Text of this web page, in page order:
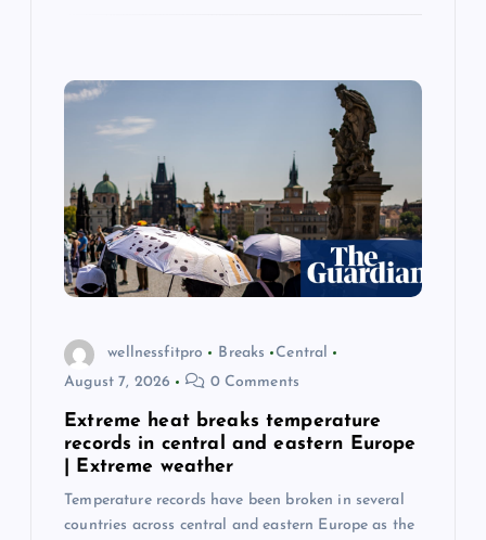
wellnessfitpro Breaks
Central
August 7, 2026
0 Comments
Extreme heat breaks temperature
records in central and eastern Europe
| Extreme weather
Temperature records have been broken in several
countries across central and eastern Europe as the